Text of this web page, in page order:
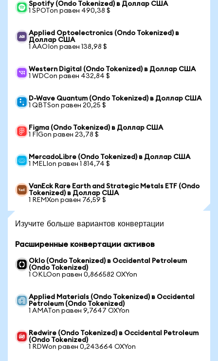
Spotify (Ondo Tokenized) в Доллар США
1 SPOTon равен 490,38 $
Applied Optoelectronics (Ondo Tokenized) в
Доллар США
1 AAOIon равен 138,98 $
Western Digital (Ondo Tokenized) в Доллар США
1 WDCon равен 432,84 $
D-Wave Quantum (Ondo Tokenized) в Доллар США
1 QBTSon равен 20,25 $
Figma (Ondo Tokenized) в Доллар США
1 FIGon равен 23,78 $
MercadoLibre (Ondo Tokenized) в Доллар США
1 MELIon равен 1 814,74 $
VanEck Rare Earth and Strategic Metals ETF (Ondo
Tokenized) в Доллар США
1 REMXon равен 76,59 $
Изучите больше вариантов конвертации
Расширенные конвертации активов
Oklo (Ondo Tokenized) в Occidental Petroleum
(Ondo Tokenized)
1 OKLOon равен 0,866582 OXYon
Applied Materials (Ondo Tokenized) в Occidental
Petroleum (Ondo Tokenized)
1 AMATon равен 9,7647 OXYon
Redwire (Ondo Tokenized) в Occidental Petroleum
(Ondo Tokenized)
1 RDWon равен 0,243664 OXYon